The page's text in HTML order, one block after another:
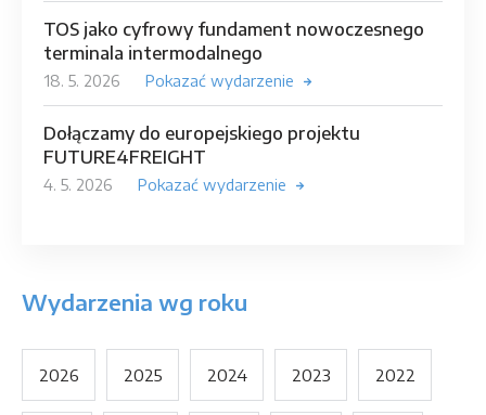
TOS jako cyfrowy fundament nowoczesnego
terminala intermodalnego
18. 5. 2026 Pokazać wydarzenie
Dołączamy do europejskiego projektu
FUTURE4FREIGHT
4. 5. 2026 Pokazać wydarzenie
Wydarzenia wg roku
2026 2025 2024 2023 2022